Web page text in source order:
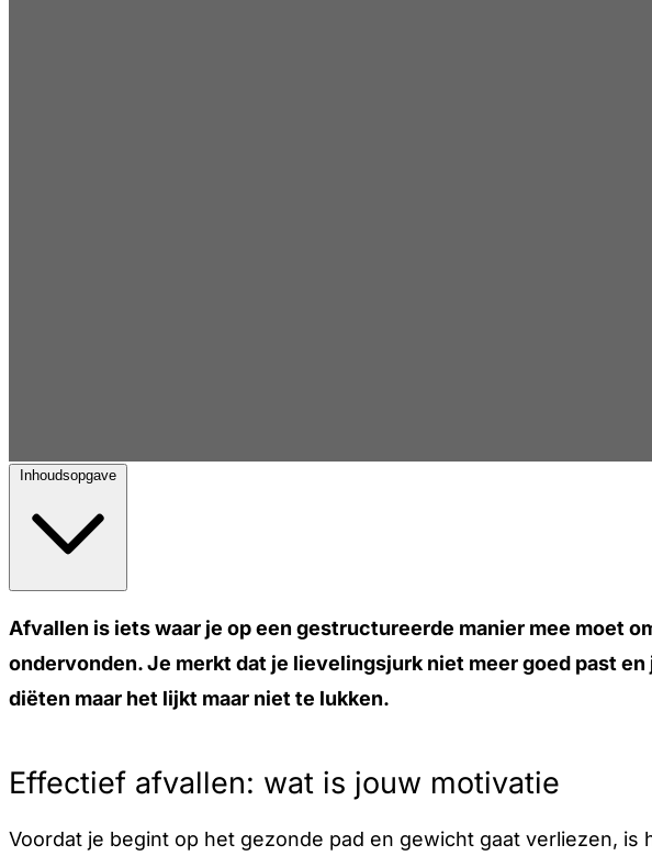
Inhoudsopgave
Afvallen is iets waar je op een gestructureerde manier mee moet
ondervonden. Je merkt dat je lievelingsjurk niet meer goed past
diëten maar het lijkt maar niet te lukken.
Effectief afvallen: wat is jouw motivatie
Voordat je begint op het gezonde pad en gewicht gaat verliezen,